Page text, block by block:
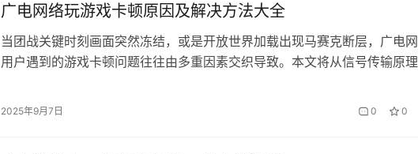
广电网络玩游戏卡顿原因及解决方法大全
当团战关键时刻画面突然冻结，或是开放世界加载出现马赛克断层，广电
用户遇到的游戏卡顿问题往往由多重因素交织导致。本文将从信号传输原
畅的游戏环境。 一、信号传输层的三大瓶颈 1.1 同轴电缆的物理局限传统
2025年9月7日 0 0